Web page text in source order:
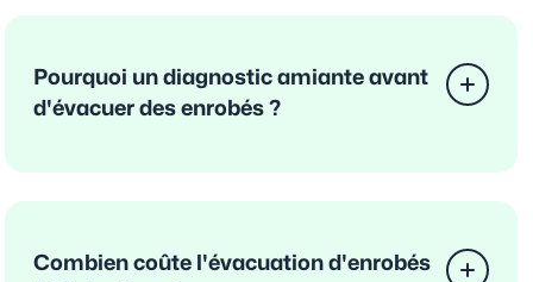
Pourquoi un diagnostic amiante avant
d'évacuer des enrobés ?
Combien coûte l'évacuation d'enrobés